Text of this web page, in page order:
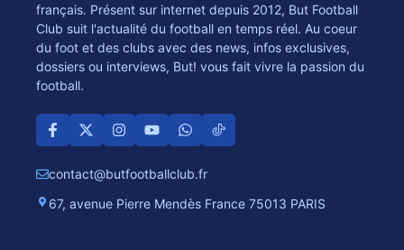
français. Présent sur internet depuis 2012, But Football
Club suit l'actualité du football en temps réel. Au coeur
du foot et des clubs avec des news, infos exclusives,
dossiers ou interviews, But! vous fait vivre la passion du
football.
contact@butfootballclub.fr
67, avenue Pierre Mendès France 75013 PARIS